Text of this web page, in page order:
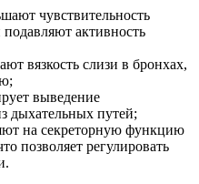
чувствительность
активность
вязкость слизи в бронхах,
выведение
дыхательных путей;
на секреторную функцию
позволяет регулировать